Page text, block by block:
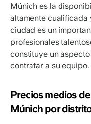
Múnich es la
altamente cualificada
ciudad es un
profesionales
constituye un
contratar a su equipo.
Precios medios
Múnich por